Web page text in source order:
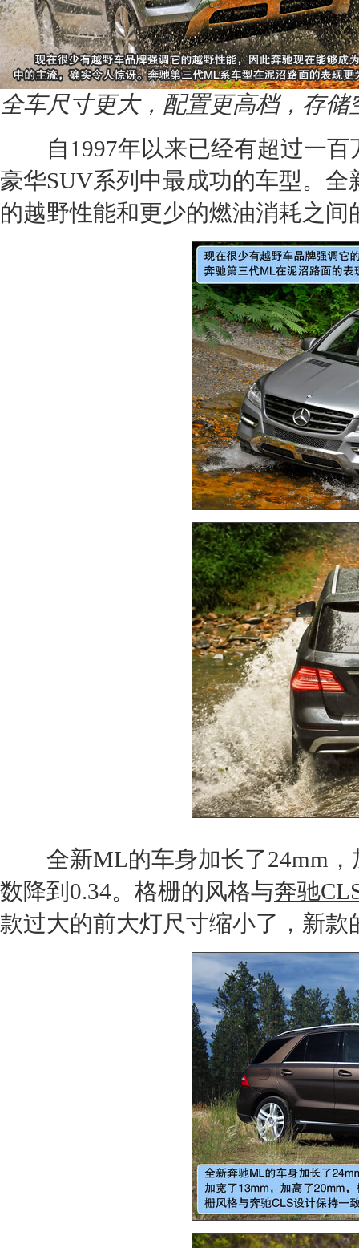
全车尺寸更大，配置更高档，存储
自1997年以来已经有超过一百
豪华SUV系列中最成功的车型。全
的越野性能和更少的燃油消耗之间
全新ML的车身加长了24mm
数降到0.34。格栅的风格与奔驰
款过大的前大灯尺寸缩小了，新